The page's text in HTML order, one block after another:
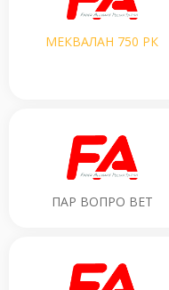
МЕКВАЛАН 750 РК
ПАР ВОПРО ВЕТ